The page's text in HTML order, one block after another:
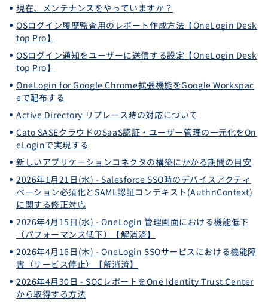
現在、メンテナンスをやっていますか？
OSログイン履歴監査用のレポート作成方法【OneLogin Desk
top Pro】
OSログイン通知をユーザーに送信する設定【OneLogin Desk
top Pro】
OneLogin for Google Chrome拡張機能をGoogle Workspac
eで配布する
Active Directory リプレース時の対応について
Cato SASEクラウドのSaaS認証・ユーザー管理の一元化をOn
eLoginで実現する
新しいアプリケーションコネクタの構築にかかる期間の目安
2026年1月21日(水) - Salesforce SSO時のデバイスアクティ
ベーション必須化とSAML認証コンテキスト(AuthnContext)
に関する修正対応
2026年4月15日(水) - OneLogin 管理画面における機能低下
（パフォーマンス低下）【解消済】
2026年4月16日(木) - OneLogin SSOサービスにおける機能障
害（サービス停止）【解消済】
2026年4月30日 - SOCレポートをOne Identity Trust Center
から取得する方法